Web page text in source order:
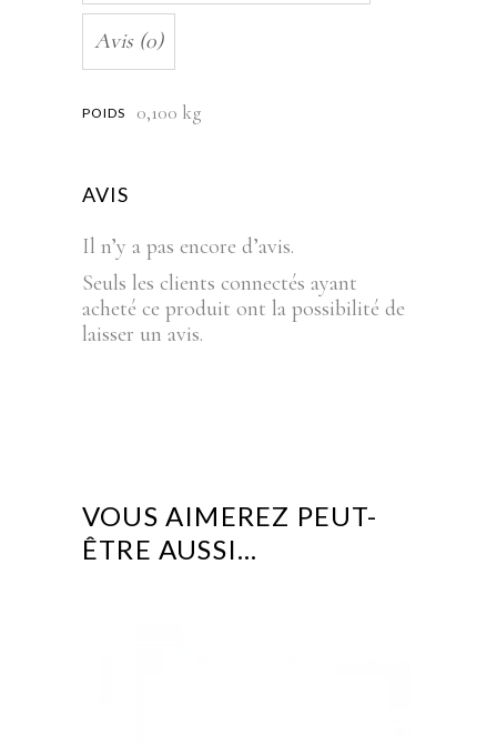
Avis (0)
POIDS 0,100 kg
AVIS
Il n’y a pas encore d’avis.
Seuls les clients connectés ayant
acheté ce produit ont la possibilité de
laisser un avis.
VOUS AIMEREZ PEUT-
ÊTRE AUSSI…